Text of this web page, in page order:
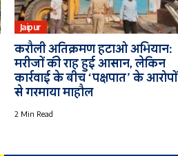
Jaipur
करौली अतिक्रमण हटाओ अभियान:
मरीजों की राह हुई आसान, लेकिन
कार्रवाई के बीच ‘पक्षपात’ के आरोपों
से गरमाया माहौल
2 Min Read